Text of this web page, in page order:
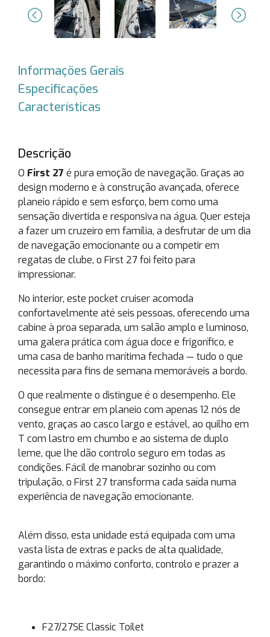
Previous Next
Informações Gerais
Especificações
Características
Descrição
O First 27 é pura emoção de navegação. Graças ao
design moderno e à construção avançada, oferece
planeio rápido e sem esforço, bem como uma
sensação divertida e responsiva na água. Quer esteja
a fazer um cruzeiro em família, a desfrutar de um dia
de navegação emocionante ou a competir em
regatas de clube, o First 27 foi feito para
impressionar.
No interior, este pocket cruiser acomoda
confortavelmente até seis pessoas, oferecendo uma
cabine à proa separada, um salão amplo e luminoso,
uma galera prática com água doce e frigorífico, e
uma casa de banho marítima fechada — tudo o que
necessita para fins de semana memoráveis a bordo.
O que realmente o distingue é o desempenho. Ele
consegue entrar em planeio com apenas 12 nós de
vento, graças ao casco largo e estável, ao quilho em
T com lastro em chumbo e ao sistema de duplo
leme, que lhe dão controlo seguro em todas as
condições. Fácil de manobrar sozinho ou com
tripulação, o First 27 transforma cada saída numa
experiência de navegação emocionante.
Além disso, esta unidade está equipada com uma
vasta lista de extras e packs de alta qualidade,
garantindo o máximo conforto, controlo e prazer a
bordo:
F27/27SE Classic Toilet